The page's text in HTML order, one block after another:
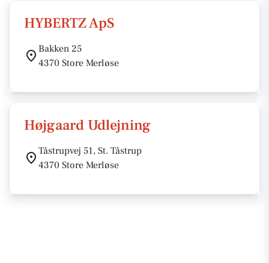
HYBERTZ ApS
Bakken 25
4370 Store Merløse
Højgaard Udlejning
Tåstrupvej 51, St. Tåstrup
4370 Store Merløse